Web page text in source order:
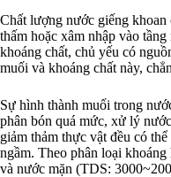
Chất lượng nước giếng
thấm hoặc xâm nhập vào
khoáng chất, chủ yếu có
muối và khoáng chất này,
Sự hình thành muối trong
phân bón quá mức, xử lý
giảm thảm thực vật đều có
ngầm. Theo phân loại
và nước mặn (TDS: